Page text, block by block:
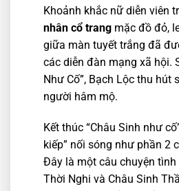
Khoảnh khắc nữ diễn viên
nhân cổ trang mặc đồ đỏ,
giữa màn tuyết trắng đã
các diễn đàn mạng xã hội.
Như Cố”, Bạch Lộc thu hút
người hâm mộ.
Kết thúc “Châu Sinh như
kiếp” nối sóng như phần 2
Đây là một câu chuyện
Thời Nghi và Châu Sinh